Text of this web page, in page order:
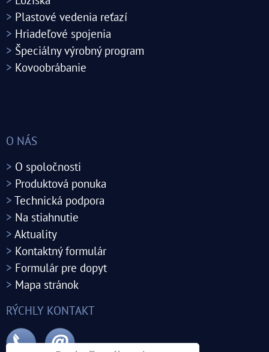
> Plastové vedenia reťazí
> Hriadeľové spojenia
> Špeciálny výrobný program
> Kovoobrábanie
O NÁS
> O spoločnosti
> Produktová ponuka
> Technická podpora
> Na stiahnutie
> Aktuality
> Kontaktný formulár
> Formulár pre dopyt
> Mapa stránok
RÝCHLY KONTAKT